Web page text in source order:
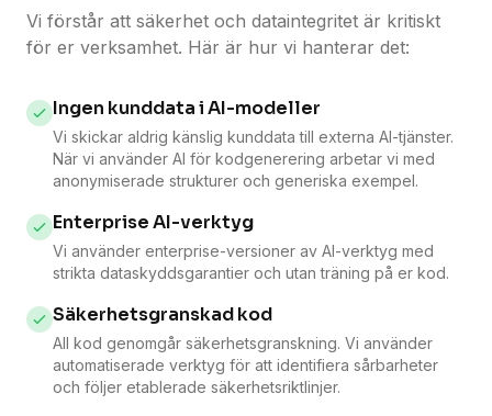
Vi förstår att säkerhet och dataintegritet är kritiskt
för er verksamhet. Här är hur vi hanterar det:
Ingen kunddata i AI-modeller
Vi skickar aldrig känslig kunddata till externa AI-tjänster.
När vi använder AI för kodgenerering arbetar vi med
anonymiserade strukturer och generiska exempel.
Enterprise AI-verktyg
Vi använder enterprise-versioner av AI-verktyg med
strikta dataskyddsgarantier och utan träning på er kod.
Säkerhetsgranskad kod
All kod genomgår säkerhetsgranskning. Vi använder
automatiserade verktyg för att identifiera sårbarheter
och följer etablerade säkerhetsriktlinjer.